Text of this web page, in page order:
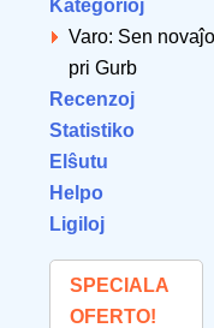
Kategorioj
Varo: Sen
pri Gurb
Recenzoj
Statistiko
Elŝutu
Helpo
Ligiloj
SPECIALA
OFERTO!